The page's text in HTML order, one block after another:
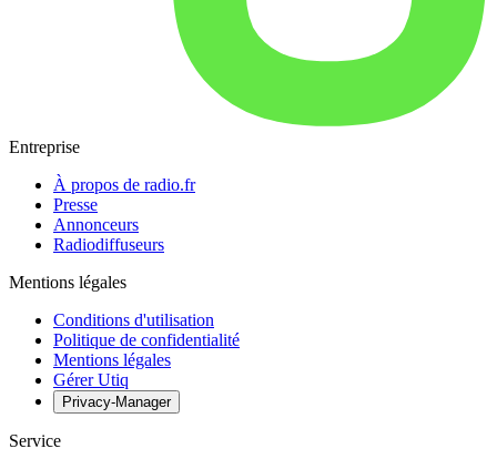
Entreprise
À propos de radio.fr
Presse
Annonceurs
Radiodiffuseurs
Mentions légales
Conditions d'utilisation
Politique de confidentialité
Mentions légales
Gérer Utiq
Privacy-Manager
Service